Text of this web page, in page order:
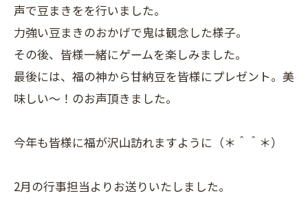
声で豆まきをを行いました。
力強い豆まきのおかげで鬼は観念した様子。
その後、皆様一緒にゲームを楽しみました。
最後には、福の神から甘納豆を皆様にプレゼント。美
味しい～！のお声頂きました。
今年も皆様に福が沢山訪れますように（＊＾＾＊）
2月の行事担当よりお送りいたしました。